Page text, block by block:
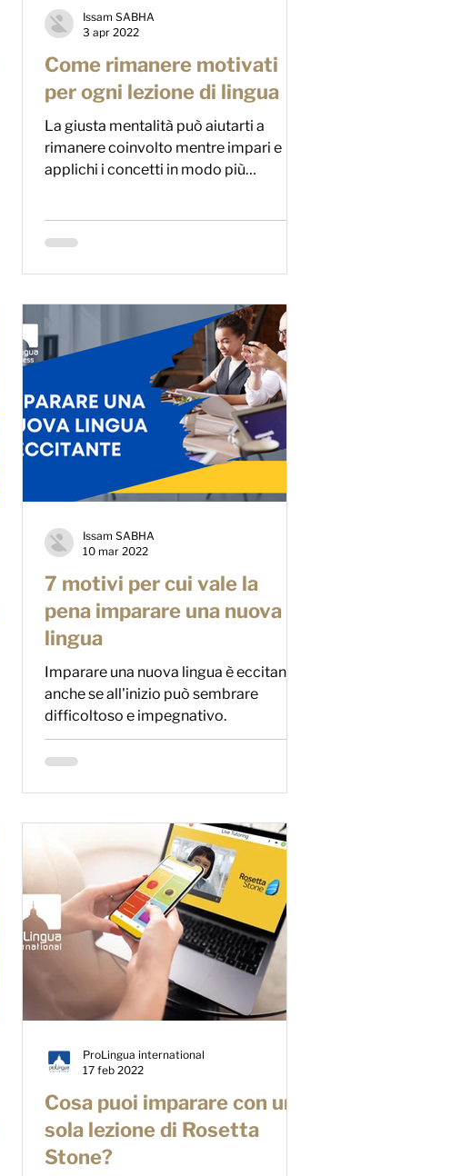
Come rimanere motivati ​​
per ogni lezione di lingua
La giusta mentalità può aiutarti a
rimanere coinvolto mentre impari e
applichi i concetti in modo più
Issam SABHA
3 apr 2022
7 motivi per cui vale la
pena imparare una nuova
lingua
Imparare una nuova lingua è eccitante,
anche se all'inizio può sembrare
difficoltoso e impegnativo.
Issam SABHA
10 mar 2022
Cosa puoi imparare con una
sola lezione di Rosetta
Stone?
ProLingua international
17 feb 2022